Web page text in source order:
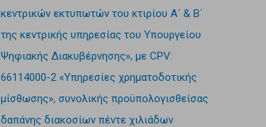
κεντρικών εκτυπωτών του κτιρίου Α΄ & Β΄
της κεντρικής υπηρεσίας του Υπουργείου
Ψηφιακής Διακυβέρνησης», με CPV:
66114000-2 «Υπηρεσίες χρηματοδοτικής
μίσθωσης», συνολικής προϋπολογισθείσας
δαπάνης διακοσίων πέντε χιλιάδων